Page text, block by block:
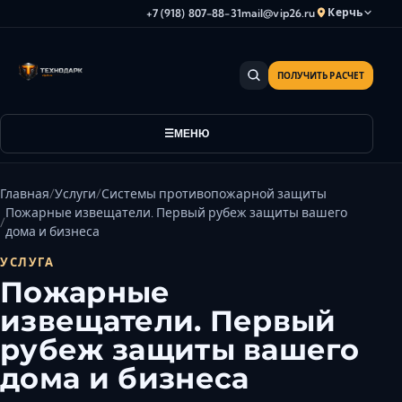
+7 (918) 807-88-31mail@vip26.ru Керчь
Анапа
Владикавказ
Волгодонск
Дербент
МЕНЮ
ПОЛУЧИТЬ РАСЧЕТ
Главная Услуги Системы противопожарной защиты
Пожарные извещатели. Первый рубеж защиты вашего
дома и бизнеса
УСЛУГА
Пожарные
извещатели. Первый
рубеж защиты вашего
дома и бизнеса